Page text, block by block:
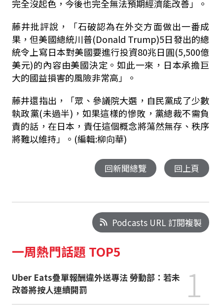
完全沒起色，今後也完全無法預期經濟能改善」。
藤井批評說，「石破認為在外交方面做出一番成
果，但美國總統川普(Donald Trump)5日發出的總
統令上寫日本對美國要進行投資80兆日圓(5,500億
美元)的內容由美國決定。如此一來，日本承擔巨
大的國益損害的風險非常高」。
藤井還指出，「眾、參議院大選，自民黨成了少數
執政黨(未過半)，如果這樣的慘敗，黨總裁不需負
責的話，在日本，責任這個概念將蕩然無存、秩序
將難以維持」。(編輯:柳向華)
回新聞總覽 回上頁
Podcasts URL 訂閱複製
一周熱門話題 TOP5
Uber Eats疊單報酬違外送專法 勞動部：若未
改善將按人連續開罰
1